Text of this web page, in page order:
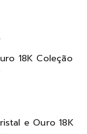
18K Coleção
e Ouro 18K